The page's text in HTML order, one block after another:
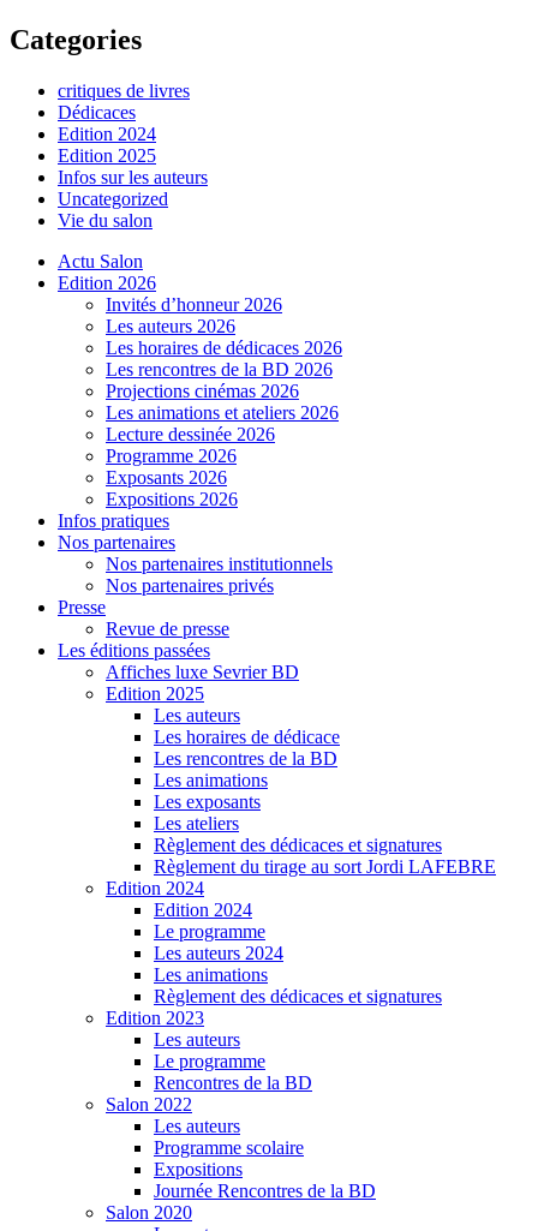
Categories
critiques de livres
Dédicaces
Edition 2024
Edition 2025
Infos sur les auteurs
Uncategorized
Vie du salon
Actu Salon
Edition 2026
Invités d’honneur 2026
Les auteurs 2026
Les horaires de dédicaces 2026
Les rencontres de la BD 2026
Projections cinémas 2026
Les animations et ateliers 2026
Lecture dessinée 2026
Programme 2026
Exposants 2026
Expositions 2026
Infos pratiques
Nos partenaires
Nos partenaires institutionnels
Nos partenaires privés
Presse
Revue de presse
Les éditions passées
Affiches luxe Sevrier BD
Edition 2025
Les auteurs
Les horaires de dédicace
Les rencontres de la BD
Les animations
Les exposants
Les ateliers
Règlement des dédicaces et signatures
Règlement du tirage au sort Jordi LAFEBRE
Edition 2024
Edition 2024
Le programme
Les auteurs 2024
Les animations
Règlement des dédicaces et signatures
Edition 2023
Les auteurs
Le programme
Rencontres de la BD
Salon 2022
Les auteurs
Programme scolaire
Expositions
Journée Rencontres de la BD
Salon 2020